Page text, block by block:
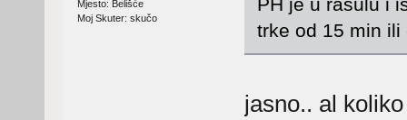
Mjesto: Belišće
Moj Skuter: skučo
trke od 15 min
jasno.. al